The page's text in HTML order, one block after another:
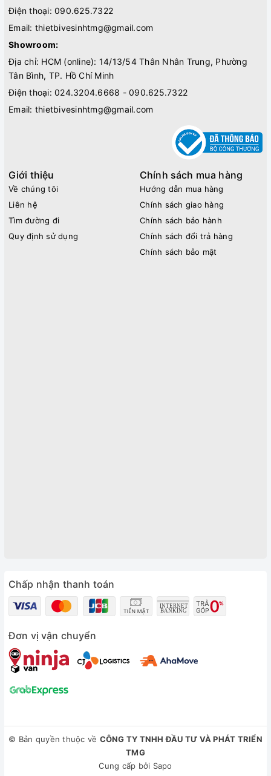
Điện thoại: 090.625.7322
Email: thietbivesinhtmg@gmail.com
Showroom:
Địa chỉ: HCM (online): 14/13/54 Thân Nhân Trung, Phường
Tân Bình, TP. Hồ Chí Minh
Điện thoại: 024.3204.6668 - 090.625.7322
Email: thietbivesinhtmg@gmail.com
Giới thiệu
Về chúng tôi
Liên hệ
Tìm đường đi
Quy định sử dụng
Chính sách mua hàng
Hướng dẫn mua hàng
Chính sách giao hàng
Chính sách bảo hành
Chính sách đổi trả hàng
Chính sách bảo mật
Chấp nhận thanh toán
Đơn vị vận chuyển
© Bản quyền thuộc về CÔNG TY TNHH ĐẦU TƯ VÀ PHÁT TRIỂN
TMG
Cung cấp bởi Sapo